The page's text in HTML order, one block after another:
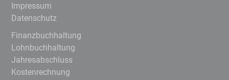
Impressum
Datenschutz
Finanzbuchhaltung
Lohnbuchhaltung
Jahresabschluss
Kostenrechnung